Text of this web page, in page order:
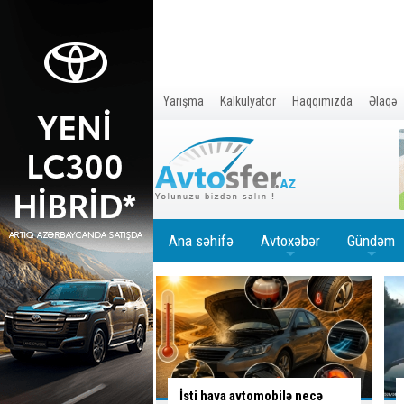
Yarışma Kalkulyator Haqqımızda Əlaqə
Ana səhifə Avtoxəbər Gündəm
necə
Ölümlə yadda qalan yolda